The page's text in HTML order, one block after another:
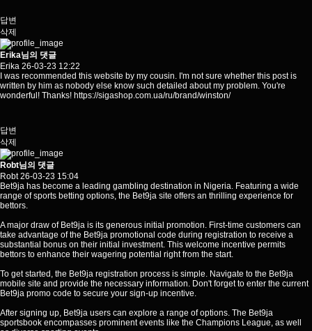
답변
삭제
Erika님의 댓글
Erika 26-03-23 12:22
I was recommended this website by my cousin. I'm not sure whether this post is
written by him as nobody else know such detailed about my problem. You're
wonderful! Thanks! https://sigashop.com.ua/ru/brand/winston/
답변
삭제
Robt님의 댓글
Robt 26-03-23 15:04
Bet9ja has become a leading gambling destination in Nigeria. Featuring a wide
range of sports betting options, the Bet9ja site offers an thrilling experience for
bettors.
A major draw of Bet9ja is its generous initial promotion. First-time customers can
take advantage of the Bet9ja promotional code during registration to receive a
substantial bonus on their initial investment. This welcome incentive permits
bettors to enhance their wagering potential right from the start.
To get started, the Bet9ja registration process is simple. Navigate to the Bet9ja
mobile site and provide the necessary information. Don't forget to enter the current
Bet9ja promo code to secure your sign-up incentive.
After signing up, Bet9ja users can explore a range of options. The Bet9ja
sportsbook encompasses prominent events like the Champions League, as well